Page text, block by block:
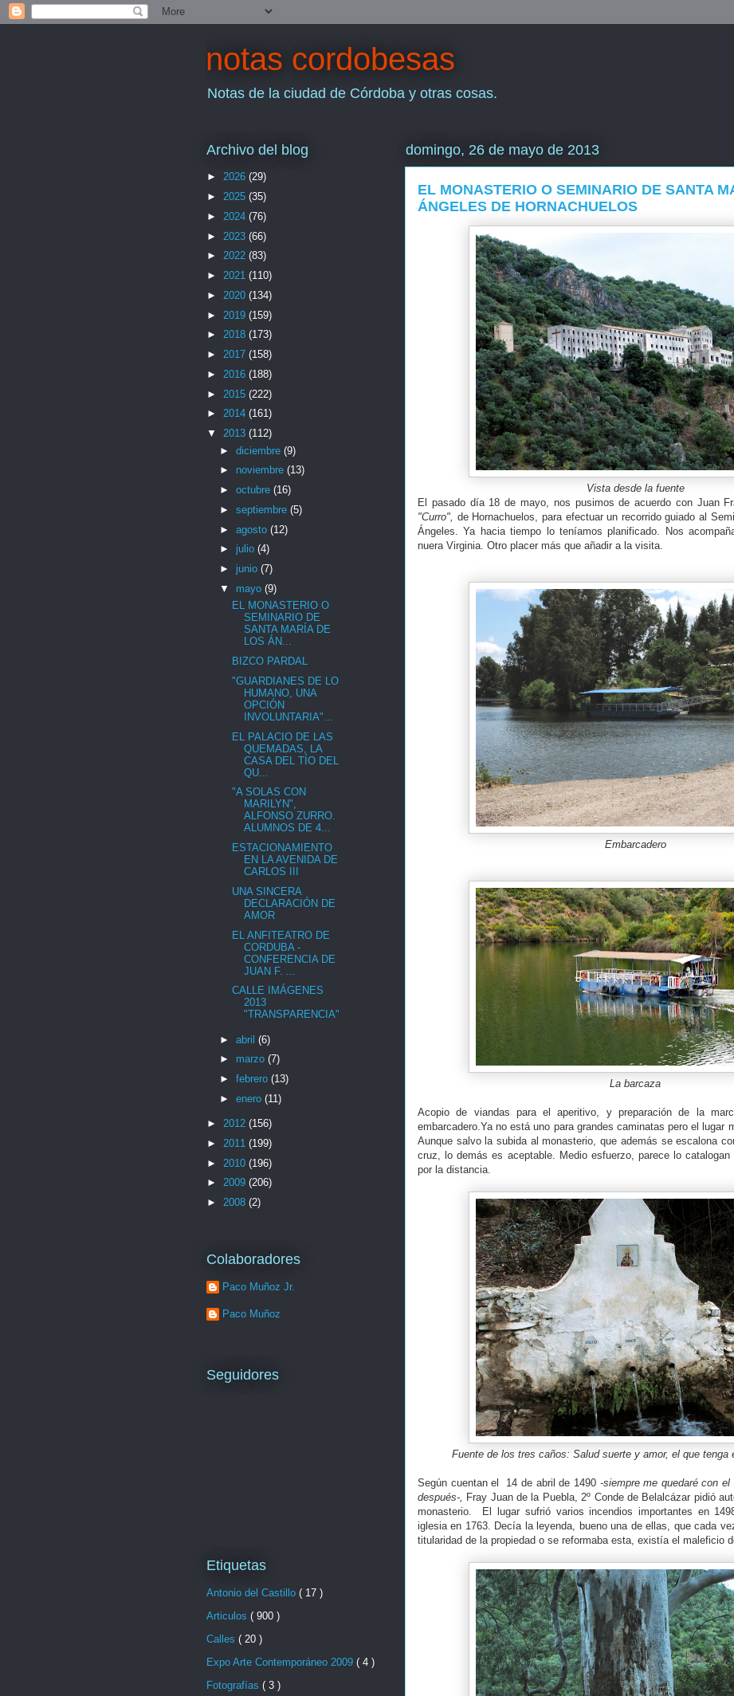
notas cordobesas
Notas de la ciudad de Córdoba y otras cosas.
domingo, 26 de mayo de 2013
EL MONASTERIO O SEMINARIO DE SANTA
ÁNGELES DE HORNACHUELOS
Vista desde la fuente
El pasado día 18 de mayo, nos pusimos de acuerdo con Juan
"Curro", de Hornachuelos, para efectuar un recorrido guiado al
Ángeles. Ya hacia tiempo lo teníamos planificado. Nos
nuera Virginia. Otro placer más que añadir a la visita.
Embarcadero
La barcaza
Acopio de viandas para el aperitivo, y preparación de la
embarcadero.Ya no está uno para grandes caminatas pero el lugar
Aunque salvo la subida al monasterio, que además se escalona
cruz, lo demás es aceptable. Medio esfuerzo, parece lo
por la distancia.
Fuente de los tres caños: Salud suerte y amor, el que tenga
Según cuentan el 14 de abril de 1490 -siempre me quedaré con
después-, Fray Juan de la Puebla, 2º Conde de Belalcázar pidió
monasterio. El lugar sufrió varios incendios importantes en
iglesia en 1763. Decía la leyenda, bueno una de ellas, que cada
titularidad de la propiedad o se reformaba esta, existía el maleficio
Archivo del blog
► 2026 (29)
► 2025 (35)
► 2024 (76)
► 2023 (66)
► 2022 (83)
► 2021 (110)
► 2020 (134)
► 2019 (159)
► 2018 (173)
► 2017 (158)
► 2016 (188)
► 2015 (222)
► 2014 (161)
▼ 2013 (112)
► diciembre (9)
► noviembre (13)
► octubre (16)
► septiembre (5)
► agosto (12)
► julio (4)
► junio (7)
▼ mayo (9)
EL MONASTERIO O
SEMINARIO DE
SANTA MARÍA DE
LOS ÁN...
BIZCO PARDAL
"GUARDIANES DE LO
HUMANO, UNA
OPCIÓN
INVOLUNTARIA"...
EL PALACIO DE LAS
QUEMADAS, LA
CASA DEL TÍO DEL
QU...
"A SOLAS CON
MARILYN",
ALFONSO ZURRO.
ALUMNOS DE 4...
ESTACIONAMIENTO
EN LA AVENIDA DE
CARLOS III
UNA SINCERA
DECLARACIÓN DE
AMOR
EL ANFITEATRO DE
CORDUBA -
CONFERENCIA DE
JUAN F. ...
CALLE IMÁGENES
2013
"TRANSPARENCIA"
► abril (6)
► marzo (7)
► febrero (13)
► enero (11)
► 2012 (156)
► 2011 (199)
► 2010 (196)
► 2009 (206)
► 2008 (2)
Colaboradores
Paco Muñoz Jr.
Paco Muñoz
Seguidores
Etiquetas
Antonio del Castillo ( 17 )
Articulos ( 900 )
Calles ( 20 )
Expo Arte Contemporáneo 2009 ( 4 )
Fotografías ( 3 )